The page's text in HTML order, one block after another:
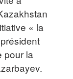
« la
pour la